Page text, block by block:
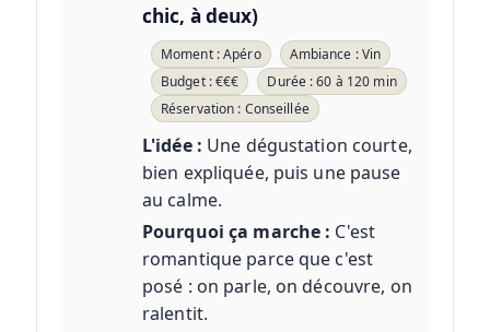
chic, à deux)
Moment : Apéro
Ambiance : Vin
Budget : €€€
Durée : 60 à 120 min
Réservation : Conseillée
L'idée : Une dégustation courte,
bien expliquée, puis une pause
au calme.
Pourquoi ça marche : C'est
romantique parce que c'est
posé : on parle, on découvre, on
ralentit.